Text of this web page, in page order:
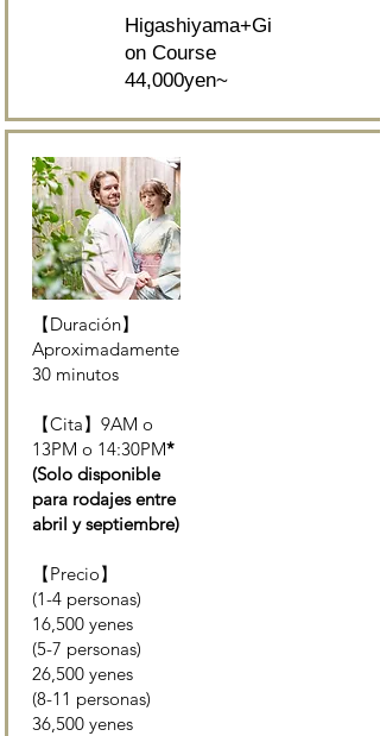
Higashiyama+Gi
on Course
44,000yen~
【Duración】
Aproximadamente
30 minutos
【Cita】9AM o
13PM o 14:30PM*
(Solo disponible
para rodajes entre
abril y septiembre)
【Precio】
(1-4 personas)
16,500 yenes
(5-7 personas)
26,500 yenes
(8-11 personas)
36,500 yenes